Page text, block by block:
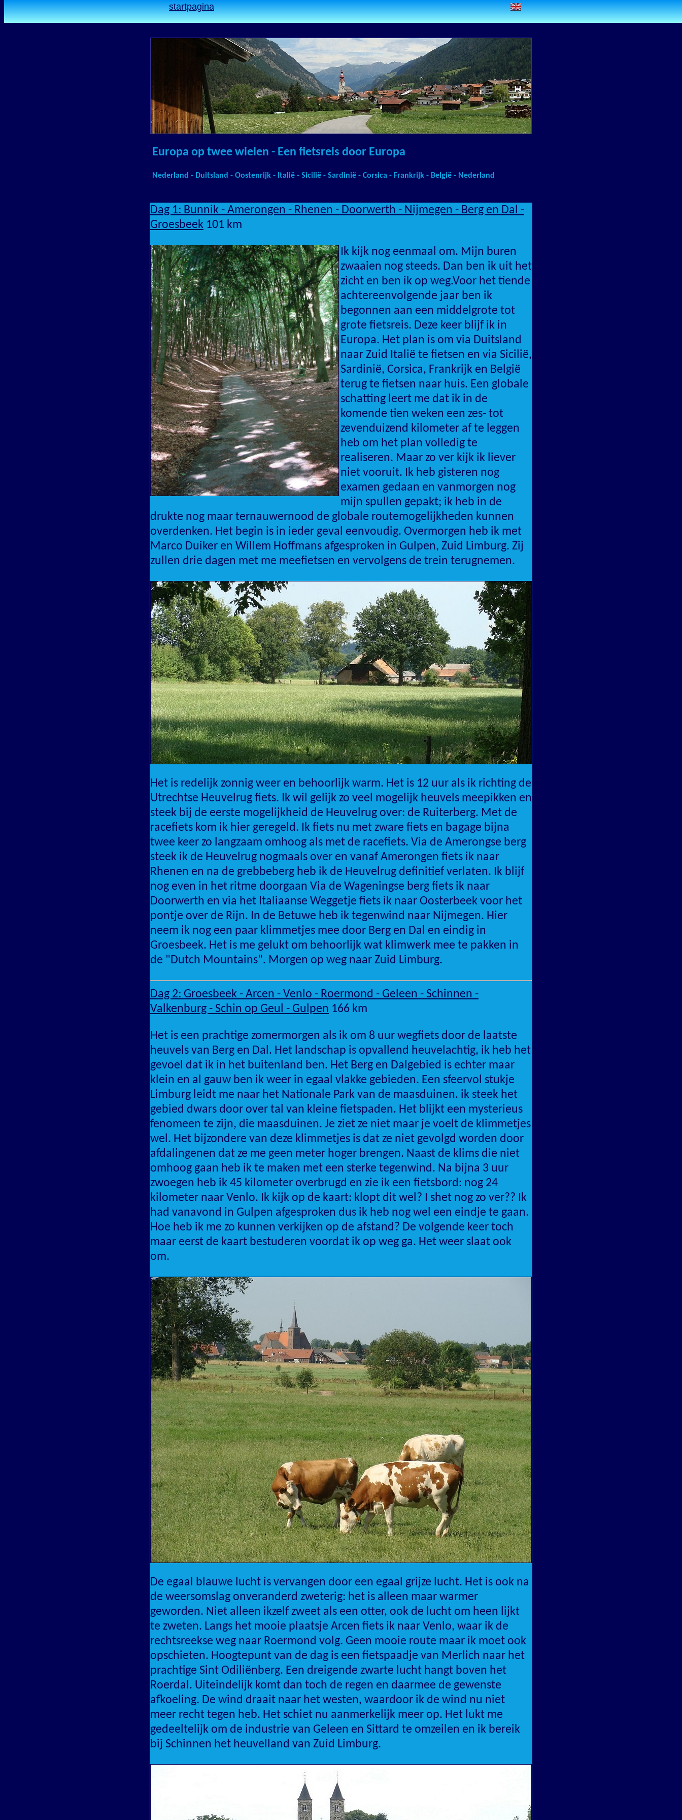
startpagina
.
Europa op twee wielen - Een fietsreis door Europa
Nederland - Duitsland - Oostenrijk - Italië - Sicilië - Sardinië - Corsica - Frankrijk - België - Nederland
Dag 1: Bunnik - Amerongen - Rhenen - Doorwerth - Nijmegen - Berg en Dal -
Groesbeek 101 km
Ik kijk nog eenmaal om. Mijn buren
zwaaien nog steeds. Dan ben ik uit het
zicht en ben ik op weg.Voor het tiende
achtereenvolgende jaar ben ik
begonnen aan een middelgrote tot
grote fietsreis. Deze keer blijf ik in
Europa. Het plan is om via Duitsland
naar Zuid Italië te fietsen en via Sicilië,
Sardinië, Corsica, Frankrijk en België
terug te fietsen naar huis. Een globale
schatting leert me dat ik in de
komende tien weken een zes- tot
zevenduizend kilometer af te leggen
heb om het plan volledig te
realiseren. Maar zo ver kijk ik liever
niet vooruit. Ik heb gisteren nog
examen gedaan en vanmorgen nog
mijn spullen gepakt; ik heb in de
drukte nog maar ternauwernood de globale routemogelijkheden kunnen
overdenken. Het begin is in ieder geval eenvoudig. Overmorgen heb ik met
Marco Duiker en Willem Hoffmans afgesproken in Gulpen, Zuid Limburg. Zij
zullen drie dagen met me meefietsen en vervolgens de trein terugnemen.
Het is redelijk zonnig weer en behoorlijk warm. Het is 12 uur als ik richting de
Utrechtse Heuvelrug fiets. Ik wil gelijk zo veel mogelijk heuvels meepikken en
steek bij de eerste mogelijkheid de Heuvelrug over: de Ruiterberg. Met de
racefiets kom ik hier geregeld. Ik fiets nu met zware fiets en bagage bijna
twee keer zo langzaam omhoog als met de racefiets. Via de Amerongse berg
steek ik de Heuvelrug nogmaals over en vanaf Amerongen fiets ik naar
Rhenen en na de grebbeberg heb ik de Heuvelrug definitief verlaten. Ik blijf
nog even in het ritme doorgaan Via de Wageningse berg fiets ik naar
Doorwerth en via het Italiaanse Weggetje fiets ik naar Oosterbeek voor het
pontje over de Rijn. In de Betuwe heb ik tegenwind naar Nijmegen. Hier
neem ik nog een paar klimmetjes mee door Berg en Dal en eindig in
Groesbeek. Het is me gelukt om behoorlijk wat klimwerk mee te pakken in
de "Dutch Mountains". Morgen op weg naar Zuid Limburg.
Dag 2: Groesbeek - Arcen - Venlo - Roermond - Geleen - Schinnen -
Valkenburg - Schin op Geul - Gulpen 166 km
Het is een prachtige zomermorgen als ik om 8 uur wegfiets door de laatste
heuvels van Berg en Dal. Het landschap is opvallend heuvelachtig, ik heb het
gevoel dat ik in het buitenland ben. Het Berg en Dalgebied is echter maar
klein en al gauw ben ik weer in egaal vlakke gebieden. Een sfeervol stukje
Limburg leidt me naar het Nationale Park van de maasduinen. ik steek het
gebied dwars door over tal van kleine fietspaden. Het blijkt een mysterieus
fenomeen te zijn, die maasduinen. Je ziet ze niet maar je voelt de klimmetjes
wel. Het bijzondere van deze klimmetjes is dat ze niet gevolgd worden door
afdalingenen dat ze me geen meter hoger brengen. Naast de klims die niet
omhoog gaan heb ik te maken met een sterke tegenwind. Na bijna 3 uur
zwoegen heb ik 45 kilometer overbrugd en zie ik een fietsbord: nog 24
kilometer naar Venlo. Ik kijk op de kaart: klopt dit wel? I shet nog zo ver?? Ik
had vanavond in Gulpen afgesproken dus ik heb nog wel een eindje te gaan.
Hoe heb ik me zo kunnen verkijken op de afstand? De volgende keer toch
maar eerst de kaart bestuderen voordat ik op weg ga. Het weer slaat ook
om.
De egaal blauwe lucht is vervangen door een egaal grijze lucht. Het is ook na
de weersomslag onveranderd zweterig: het is alleen maar warmer
geworden. Niet alleen ikzelf zweet als een otter, ook de lucht om heen lijkt
te zweten. Langs het mooie plaatsje Arcen fiets ik naar Venlo, waar ik de
rechtsreekse weg naar Roermond volg. Geen mooie route maar ik moet ook
opschieten. Hoogtepunt van de dag is een fietspaadje van Merlich naar het
prachtige Sint Odiliënberg. Een dreigende zwarte lucht hangt boven het
Roerdal. Uiteindelijk komt dan toch de regen en daarmee de gewenste
afkoeling. De wind draait naar het westen, waardoor ik de wind nu niet
meer recht tegen heb. Het schiet nu aanmerkelijk meer op. Het lukt me
gedeeltelijk om de industrie van Geleen en Sittard te omzeilen en ik bereik
bij Schinnen het heuvelland van Zuid Limburg.